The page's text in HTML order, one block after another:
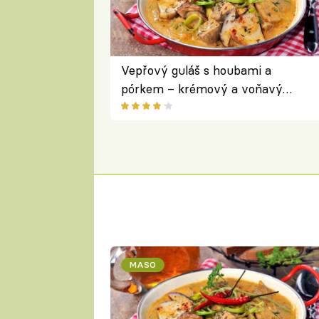
Vepřový guláš s houbami a
pórkem – krémový a voňavý
pokrm z jednoho hrnce
MASO